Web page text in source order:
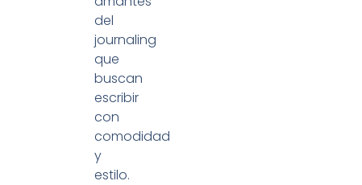
del
journaling
que
buscan
escribir
con
comodidad
y
estilo.